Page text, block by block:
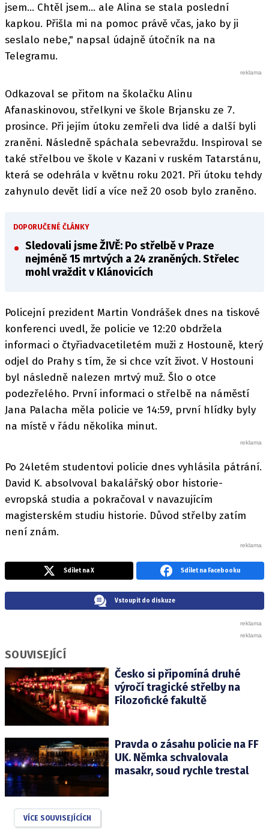
jsem... Chtěl jsem... ale Alina se stala poslední
kapkou. Přišla mi na pomoc právě včas, jako by ji
seslalo nebe," napsal údajně útočník na na
Telegramu.
Odkazoval se přitom na školačku Alinu
Afanaskinovou, střelkyni ve škole Brjansku ze 7.
prosince. Při jejím útoku zemřeli dva lidé a další byli
zraněni. Následně spáchala sebevraždu. Inspiroval se
také střelbou ve škole v Kazani v ruském Tatarstánu,
která se odehrála v květnu roku 2021. Při útoku tehdy
zahynulo devět lidí a více než 20 osob bylo zraněno.
DOPORUČENÉ ČLÁNKY
Sledovali jsme ŽIVĚ: Po střelbě v Praze
nejméně 15 mrtvých a 24 zraněných. Střelec
mohl vraždit v Klánovicích
Policejní prezident Martin Vondrášek dnes na tiskové
konferenci uvedl, že policie ve 12:20 obdržela
informaci o čtyřiadvacetiletém muži z Hostouně, který
odjel do Prahy s tím, že si chce vzít život. V Hostouni
byl následně nalezen mrtvý muž. Šlo o otce
podezřelého. První informaci o střelbě na náměstí
Jana Palacha měla policie ve 14:59, první hlídky byly
na místě v řádu několika minut.
Po 24letém studentovi policie dnes vyhlásila pátrání.
David K. absolvoval bakalářský obor historie-
evropská studia a pokračoval v navazujícím
magisterském studiu historie. Důvod střelby zatím
není znám.
Sdílet na X Sdílet na Facebooku
Vstoupit do diskuze
SOUVISEJÍCÍ
Česko si připomíná druhé
výročí tragické střelby na
Filozofické fakultě
Pravda o zásahu policie na FF
UK. Němka schvalovala
masakr, soud rychle trestal
VÍCE SOUVISEJÍCÍCH